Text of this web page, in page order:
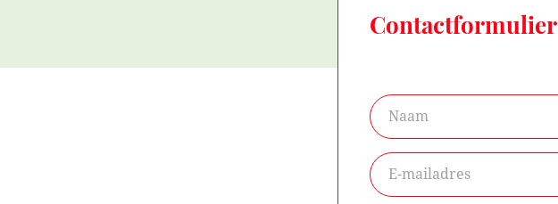
Contactformulier